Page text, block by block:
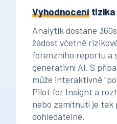
Vyhodnocenítizika
Analytik dostane
žádost včetně
forenzního reportu a
generativní AI. S
může interaktivně
Pilot for Insight a
nebo zamítnutí je tak
dohledatelné.